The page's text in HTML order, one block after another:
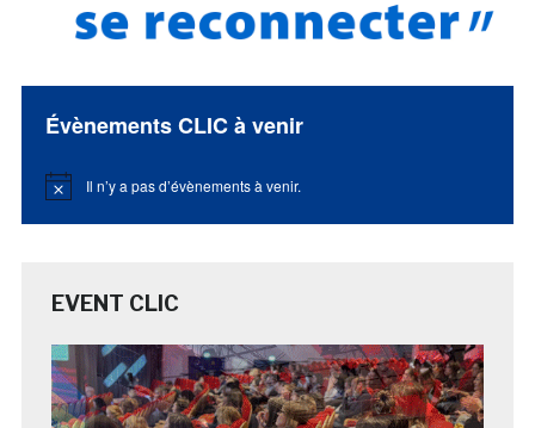
Évènements CLIC à venir
Notice Il n’y a pas d’évènements à venir.
EVENT CLIC